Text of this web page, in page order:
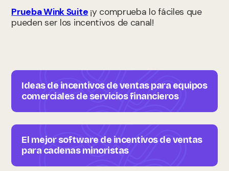
Prueba Wink Suite ¡y comprueba lo fáciles que
pueden ser los incentivos de canal!
Ideas de incentivos de ventas para equipos
comerciales de servicios financieros
El mejor software de incentivos de ventas
para cadenas minoristas